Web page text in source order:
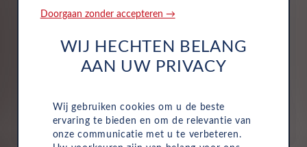
Verzekering
uitgebreide dekking, zodat je volledig beschermd bent in
het geval van onvoorziene ongelukken.
Doorgaan zonder accepteren →
WIJ HECHTEN BELANG
AAN UW PRIVACY
Wij gebruiken cookies om u de beste
ervaring te bieden en om de relevantie van
onze communicatie met u te verbeteren.